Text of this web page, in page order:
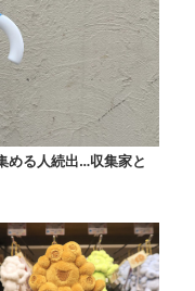
める人続出…収集家と